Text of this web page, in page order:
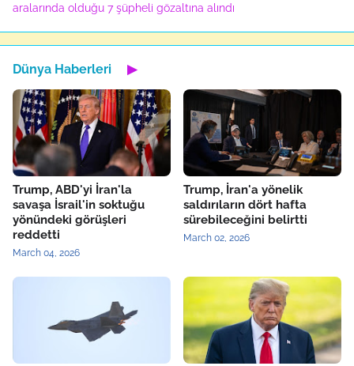
aralarında olduğu 7 şüpheli gözaltına alındı
Dünya Haberleri ▶
Trump, ABD'yi İran'la
savaşa İsrail'in soktuğu
yönündeki görüşleri
reddetti
March 04, 2026
Trump, İran'a yönelik
saldırıların dört hafta
sürebileceğini belirtti
March 02, 2026